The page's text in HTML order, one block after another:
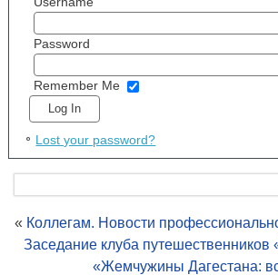
Password
Remember Me
Lost your password?
« Коллегам. Новости
Заседание клуба путешественников
«Жемчужины Дагестана: